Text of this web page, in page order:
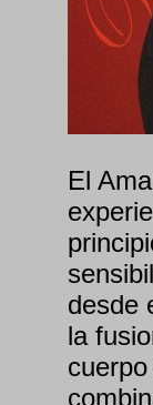
El
desde
la